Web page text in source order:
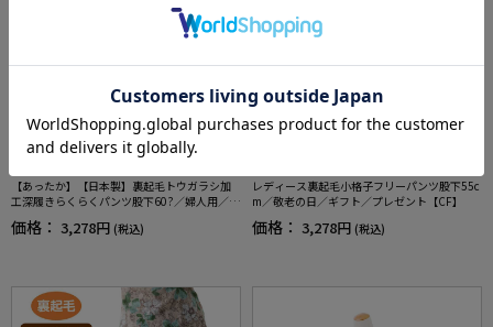
【あったか】【日本製】裏起毛トウガラシ加
工深履きらくらくパンツ股下60?／婦人用／レ
ディース／高齢者／シニア／秋冬／名前記入
欄付／ギフト／プレゼント／ストレッチ【C
価格： 3,278円 (税込)
レディース裏起毛小格子フリーパンツ股下55c
m／敬老の日／ギフト／プレゼント【CF】
価格： 3,278円 (税込)